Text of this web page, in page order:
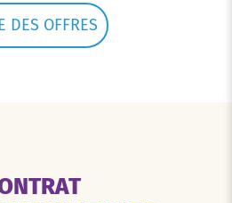
DES OFFRES